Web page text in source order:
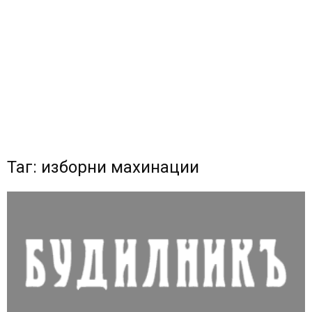
Таг: изборни махинации